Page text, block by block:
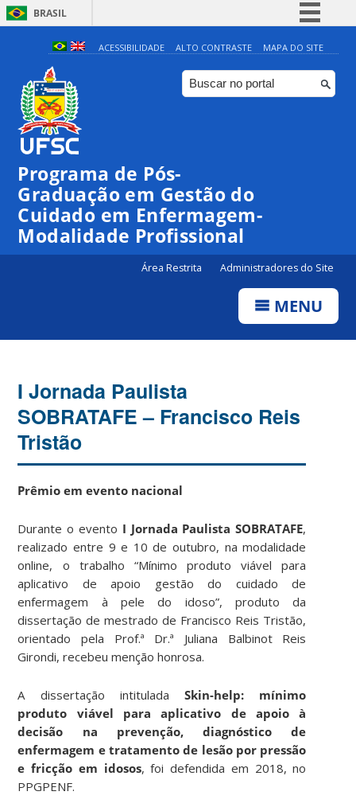
BRASIL
Simplifique!
Comunica BR
Participe
ACESSIBILIDADE ALTO CONTRASTE MAPA DO SITE
Programa de Pós-
Graduação em Gestão do
Cuidado em Enfermagem-
Modalidade Profissional
Área Restrita Administradores do Site
MENU
I Jornada Paulista
SOBRATAFE – Francisco Reis
Tristão
Prêmio em evento nacional
Durante o evento I Jornada Paulista SOBRATAFE,
realizado entre 9 e 10 de outubro, na modalidade
online, o trabalho “Mínimo produto viável para
aplicativo de apoio gestão do cuidado de
enfermagem à pele do idoso”, produto da
dissertação de mestrado de Francisco Reis Tristão,
orientado pela Prof.ª Dr.ª Juliana Balbinot Reis
Girondi, recebeu menção honrosa.
A dissertação intituladaSkin-help: mínimo
produto viável para aplicativo de apoio à
decisão na prevenção, diagnóstico de
enfermagem e tratamento de lesão por pressão
e fricção em idosos, foi defendida em 2018, no
PPGPENF.